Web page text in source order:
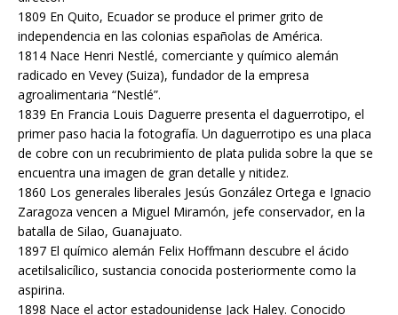
1809 En Quito, Ecuador se produce el primer grito de
independencia en las colonias españolas de América.
1814 Nace Henri Nestlé, comerciante y químico alemán
radicado en Vevey (Suiza), fundador de la empresa
agroalimentaria “Nestlé”.
1839 En Francia Louis Daguerre presenta el daguerrotipo, el
primer paso hacia la fotografía. Un daguerrotipo es una placa
de cobre con un recubrimiento de plata pulida sobre la que se
encuentra una imagen de gran detalle y nitidez.
1860 Los generales liberales Jesús González Ortega e Ignacio
Zaragoza vencen a Miguel Miramón, jefe conservador, en la
batalla de Silao, Guanajuato.
1897 El químico alemán Felix Hoffmann descubre el ácido
acetilsalicílico, sustancia conocida posteriormente como la
aspirina.
1898 Nace el actor estadounidense Jack Haley. Conocido